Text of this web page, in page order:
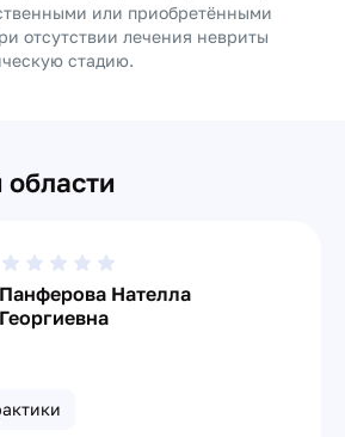
или приобретёнными
отсутствии лечения невриты
стадию.
области
Панферова Нателла
Георгиевна